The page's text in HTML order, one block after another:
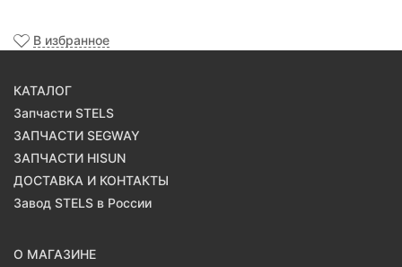
В избранное
КАТАЛОГ
Запчасти STELS
ЗАПЧАСТИ SEGWAY
ЗАПЧАСТИ HISUN
ДОСТАВКА И КОНТАКТЫ
Завод STELS в России
О МАГАЗИНЕ